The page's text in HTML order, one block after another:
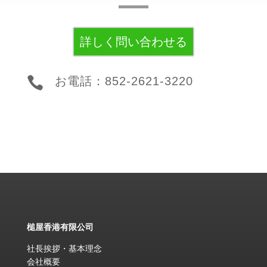
詳しく問い合わせる
 お電話：852-2621-3220
槌屋香港有限公司
社長挨拶・基本理念
会社概要